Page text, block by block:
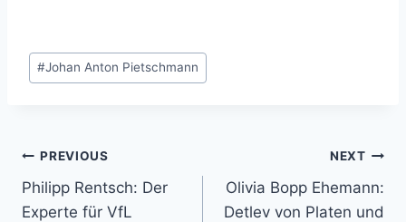
Post
Tags:
#Johan Anton Pietschmann
Post
navigation
PREVIOUS
Philipp Rentsch: Der
Experte für VfL
NEXT
Olivia Bopp Ehemann:
Detlev von Platen und